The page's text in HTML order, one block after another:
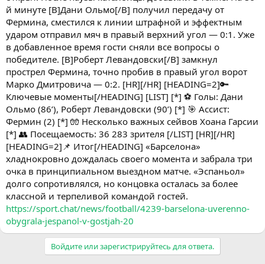
й минуте [B]Дани Ольмо[/B] получил передачу от
Фермина, сместился к линии штрафной и эффектным
ударом отправил мяч в правый верхний угол — 0:1. Уже
в добавленное время гости сняли все вопросы о
победителе. [B]Роберт Левандовски[/B] замкнул
прострел Фермина, точно пробив в правый угол ворот
Марко Дмитровича — 0:2. [HR][/HR] [HEADING=2]🔑
Ключевые моменты[/HEADING] [LIST] [*] ⚽ Голы: Дани
Ольмо (86’), Роберт Левандовски (90’) [*] 🎯 Ассист:
Фермин (2) [*] 🧤 Несколько важных сейвов Хоана Гарсии
[*] 👥 Посещаемость: 36 283 зрителя [/LIST] [HR][/HR]
[HEADING=2]📌 Итог[/HEADING] «Барселона»
хладнокровно дождалась своего момента и забрала три
очка в принципиальном выездном матче. «Эспаньол»
долго сопротивлялся, но концовка осталась за более
классной и терпеливой командой гостей.
https://sport.chat/news/football/4239-barselona-uverenno-
obygrala-jespanol-v-gostjah-20
Войдите или зарегистрируйтесь для ответа.